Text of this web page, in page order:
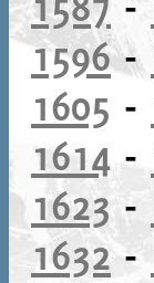
1596-
1605 -
1614 -
1623 -
1632-